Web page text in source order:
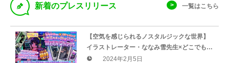
D 新着のプレスリリース 一覧はこちら
【空気を感じられるノスタルジックな世界】
イラストレーター・ななみ雪先生×どこでも楽
しめるオンラインガチャ「ガチャキング」の
2024年2月5日